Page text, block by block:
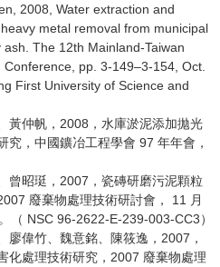
2008, Water extraction and
metal removal from municipal
The 12th Mainland-Taiwan
pp. 3-149–3-154, Oct.
First University of Science and
黃仲帆，2008，水庫淤泥添加拋光
究，中國鑛冶工程學會 97 年年會，
曾昭珽，2007，瓷磚研磨污泥顆粒
廢棄物處理技術研討會， 11 月
（ NSC 96-2622-E-239-003-CC3）
廖偉竹、魏意銘、陳筱逸，2007，
化處理技術研究，2007 廢棄物處理